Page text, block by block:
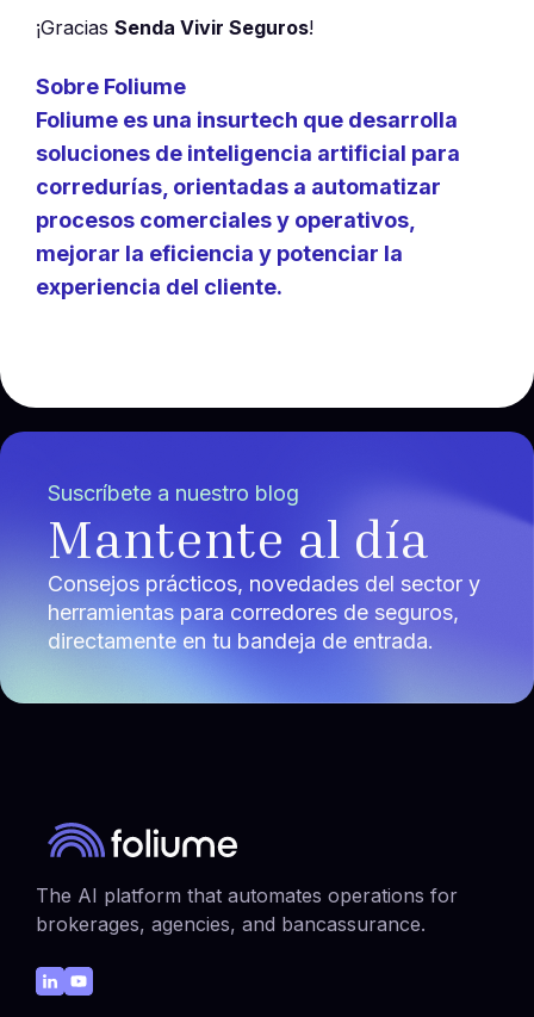
¡Gracias Senda Vivir Seguros!
Sobre Foliume
Foliume es una insurtech que desarrolla
soluciones de inteligencia artificial para
corredurías, orientadas a automatizar
procesos comerciales y operativos
mejorar la eficiencia y potenciar la
experiencia del cliente.
Suscríbete a nuestro blog
Mantente al día
Consejos prácticos, novedades del sector y
herramientas para corredores de seguros,
directamente en tu bandeja de entrada.
The AI platform that automates operations for
brokerages, agencies, and bancassurance.